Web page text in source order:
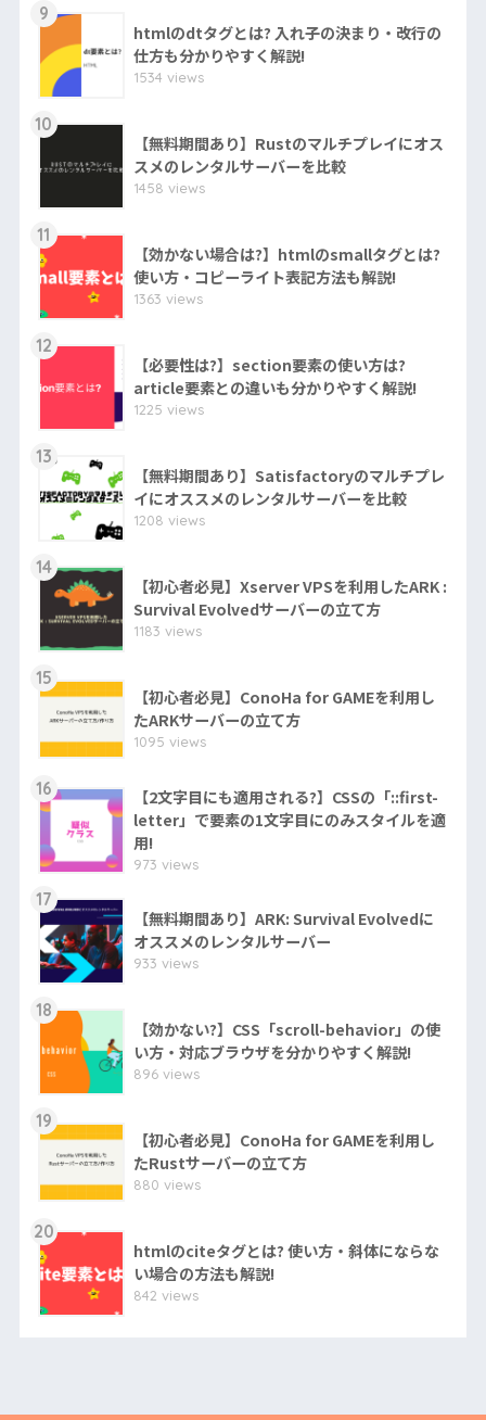
9
htmlのdtタグとは? 入れ子の決まり・改行の
仕方も分かりやすく解説!
1534 views
10
【無料期間あり】Rustのマルチプレイにオス
スメのレンタルサーバーを比較
1458 views
11
【効かない場合は?】htmlのsmallタグとは?
使い方・コピーライト表記方法も解説!
1363 views
12
【必要性は?】section要素の使い方は?
article要素との違いも分かりやすく解説!
1225 views
13
【無料期間あり】Satisfactoryのマルチプレ
イにオススメのレンタルサーバーを比較
1208 views
14
【初心者必見】Xserver VPSを利用したARK :
Survival Evolvedサーバーの立て方
1183 views
15
【初心者必見】ConoHa for GAMEを利用し
たARKサーバーの立て方
1095 views
16
【2文字目にも適用される?】CSSの「::first-
letter」で要素の1文字目にのみスタイルを適
用!
973 views
17
【無料期間あり】ARK: Survival Evolvedに
オススメのレンタルサーバー
933 views
18
【効かない?】CSS「scroll-behavior」の使
い方・対応ブラウザを分かりやすく解説!
896 views
19
【初心者必見】ConoHa for GAMEを利用し
たRustサーバーの立て方
880 views
20
htmlのciteタグとは? 使い方・斜体にならな
い場合の方法も解説!
842 views